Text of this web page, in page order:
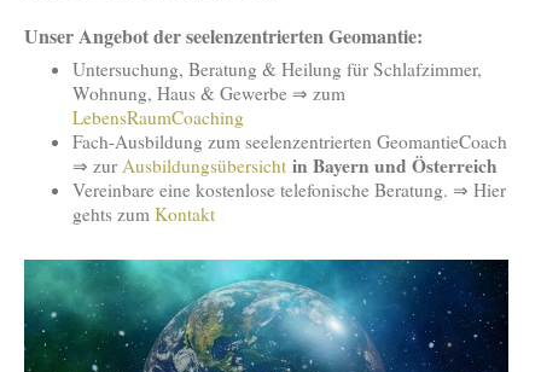
Unser Angebot der seelenzentrierten Geomantie:
Untersuchung, Beratung & Heilung für Schlafzimmer,
Wohnung, Haus & Gewerbe ⇒ zum
LebensRaumCoaching
Fach-Ausbildung zum seelenzentrierten GeomantieCoach
⇒ zur Ausbildungsübersicht in Bayern und Österreich
Vereinbare eine kostenlose telefonische Beratung. ⇒ Hier
gehts zum Kontakt